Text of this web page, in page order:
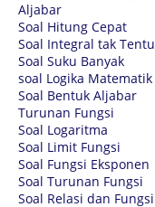
Aljabar
Soal Hitung Cepat
Soal Integral tak Tentu
Soal Suku Banyak
soal Logika Matematik
Soal Bentuk Aljabar
Turunan Fungsi
Soal Logaritma
Soal Limit Fungsi
Soal Fungsi Eksponen
Soal Turunan Fungsi
Soal Relasi dan Fungsi